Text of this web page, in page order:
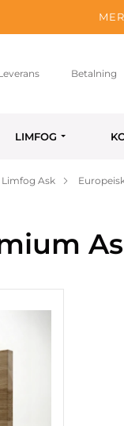
Betalning
LIMFOG
Limfog Ask